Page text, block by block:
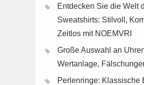
Entdecken Sie die Welt
Sweatshirts: Stilvoll,
Zeitlos mit NOEMVRI
Große Auswahl an
Wertanlage,
Perlenringe: Klassische